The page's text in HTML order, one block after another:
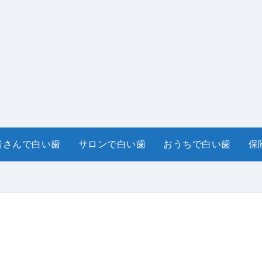
さんで白い歯 サロンで白い歯 おうちで白い歯 保